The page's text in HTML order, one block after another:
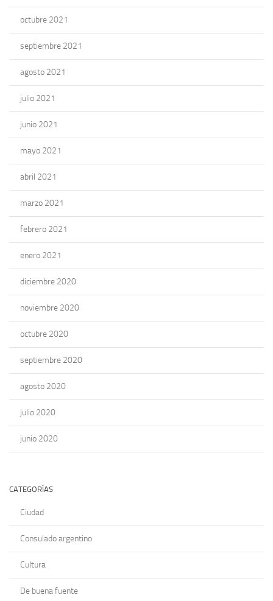
octubre 2021
septiembre 2021
agosto 2021
julio 2021
junio 2021
mayo 2021
abril 2021
marzo 2021
febrero 2021
enero 2021
diciembre 2020
noviembre 2020
octubre 2020
septiembre 2020
agosto 2020
julio 2020
junio 2020
CATEGORÍAS
Ciudad
Consulado argentino
Cultura
De buena fuente